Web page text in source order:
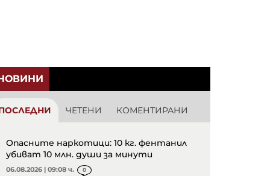
ЧЕТЕНИ КОМЕНТИРАНИ
Опасните наркотици: 10 кг. фентанил
убиват 10 млн. души за минути
06.08.2026 | 09:08 ч. 0